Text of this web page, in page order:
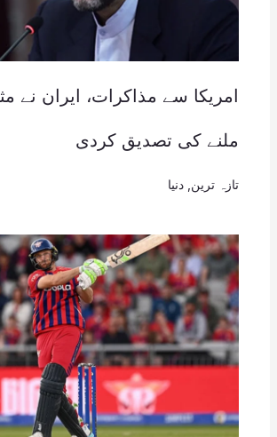
امریکا سے مذاکرات، ایران نے
ملنے کی تصدیق کردی
تازہ ترین دنیا